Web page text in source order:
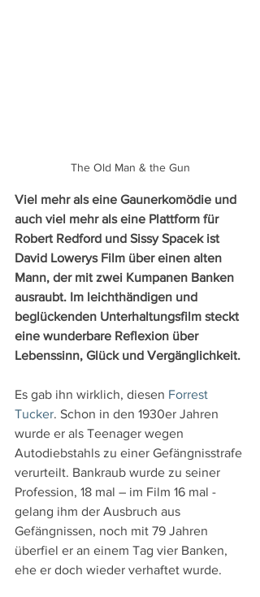
The Old Man & the Gun
Viel mehr als eine Gaunerkomödie und
auch viel mehr als eine Plattform für
Robert Redford und Sissy Spacek ist
David Lowerys Film über einen alten
Mann, der mit zwei Kumpanen Banken
ausraubt. Im leichthändigen und
beglückenden Unterhaltungsfilm steckt
eine wunderbare Reflexion über
Lebenssinn, Glück und Vergänglichkeit.
Es gab ihn wirklich, diesen Forrest
Tucker. Schon in den 1930er Jahren
wurde er als Teenager wegen
Autodiebstahls zu einer Gefängnisstrafe
verurteilt. Bankraub wurde zu seiner
Profession, 18 mal – im Film 16 mal -
gelang ihm der Ausbruch aus
Gefängnissen, noch mit 79 Jahren
überfiel er an einem Tag vier Banken,
ehe er doch wieder verhaftet wurde.